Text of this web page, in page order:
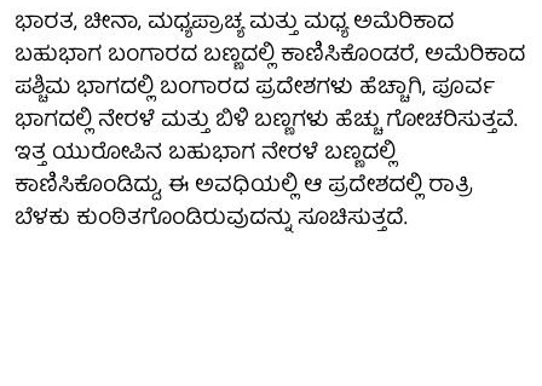
ಭಾರತ, ಚೀನಾ, ಮಧ್ಯಪ್ರಾಚ್ಯ ಮತ್ತು ಮಧ್ಯ ಅಮೆರಿಕಾದ
ಬಹುಭಾಗ ಬಂಗಾರದ ಬಣ್ಣದಲ್ಲಿ ಕಾಣಿಸಿಕೊಂಡರೆ, ಅಮೆರಿಕಾದ
ಪಶ್ಚಿಮ ಭಾಗದಲ್ಲಿ ಬಂಗಾರದ ಪ್ರದೇಶಗಳು ಹೆಚ್ಚಾಗಿ, ಪೂರ್ವ
ಭಾಗದಲ್ಲಿ ನೇರಳೆ ಮತ್ತು ಬಿಳಿ ಬಣ್ಣಗಳು ಹೆಚ್ಚು ಗೋಚರಿಸುತ್ತವೆ.
ಇತ್ತ ಯುರೋಪಿನ ಬಹುಭಾಗ ನೇರಳೆ ಬಣ್ಣದಲ್ಲಿ
ಕಾಣಿಸಿಕೊಂಡಿದ್ದು, ಈ ಅವಧಿಯಲ್ಲಿ ಆ ಪ್ರದೇಶದಲ್ಲಿ ರಾತ್ರಿ
ಬೆಳಕು ಕುಂಠಿತಗೊಂಡಿರುವುದನ್ನು ಸೂಚಿಸುತ್ತದೆ.